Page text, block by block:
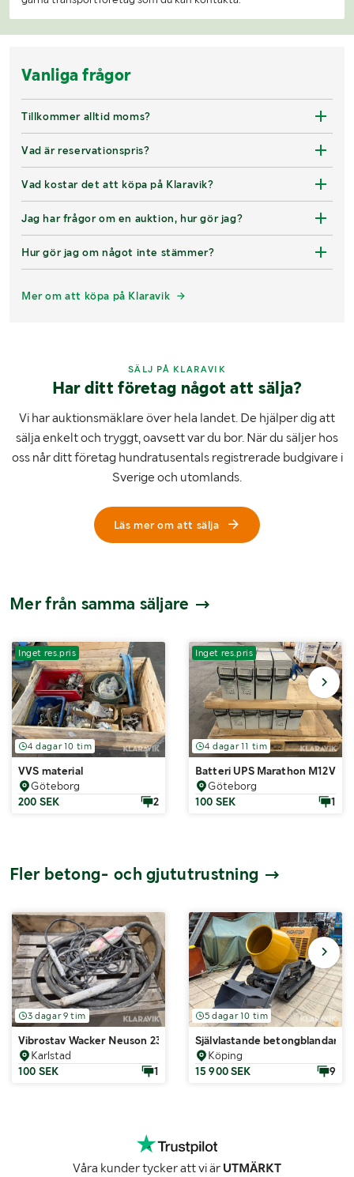
Vanliga frågor
Tillkommer alltid moms?
Vad är reservationspris?
Vad kostar det att köpa på Klaravik?
Jag har frågor om en auktion, hur gör jag?
Hur gör jag om något inte stämmer?
Mer om att köpa på Klaravik
SÄLJ PÅ KLARAVIK
Har ditt företag något att sälja?
Vi har auktionsmäklare över hela landet. De hjälper dig att
sälja enkelt och tryggt, oavsett var du bor. När du säljer hos
oss når ditt företag hundratusentals registrerade budgivare i
Sverige och utomlands.
Läs mer om att sälja
Mer från samma säljare
Inget res.pris
4 dagar 10 tim
VVS material
Göteborg
200 SEK
2
Inget res.pris
4 dagar 11 tim
Batteri UPS Marathon
Göteborg
100 SEK
1
Fler betong- och gjututrustning
3 dagar 9 tim
Vibrostav Wacker Neuson 230V
Karlstad
100 SEK
1
5 dagar 10 tim
Självlastande betongblandare
Köping
15 900 SEK
9
Våra kunder tycker att vi är UTMÄRKT